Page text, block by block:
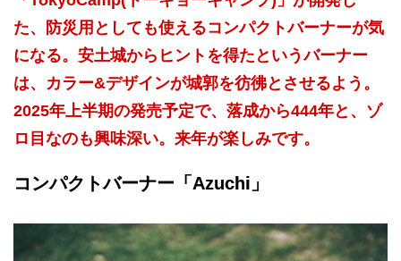
た、防災用としても使えるコンパクトバーナーが気
になる。安土城からヒントを得たというバーナー
は、カラー&デザインが城郭を彷彿とさせるよう。
2025年上半期の発売予定で、落成から444年と、ゾ
ロ目なのも興味深い。来年が楽しみです。
コンパクトバーナー「Azuchi」